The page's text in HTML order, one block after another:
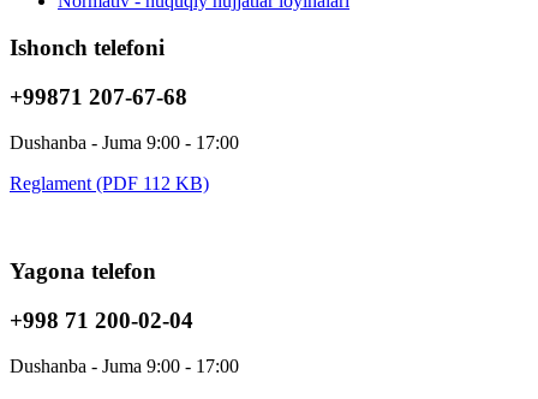
Ishonch telefoni
+99871 207-67-68
Dushanba - Juma 9:00 - 17:00
Reglament (PDF 112 KB)
Yagona telefon
+998 71 200-02-04
Dushanba - Juma 9:00 - 17:00